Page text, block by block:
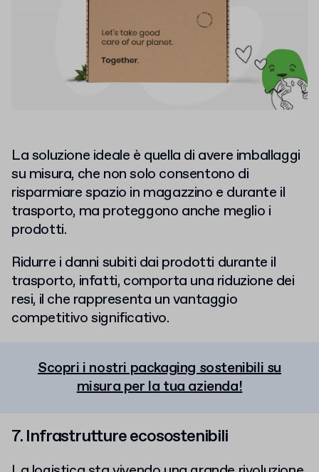
La soluzione ideale è quella di avere imballaggi
su misura, che non solo consentono di
risparmiare spazio in magazzino e durante il
trasporto, ma proteggono anche meglio i
prodotti.
Ridurre i danni subiti dai prodotti durante il
trasporto, infatti, comporta una riduzione dei
resi, il che rappresenta un vantaggio
competitivo significativo.
Scopri i nostri packaging sostenibili su
misura per la tua azienda!
7. Infrastrutture ecosostenibili